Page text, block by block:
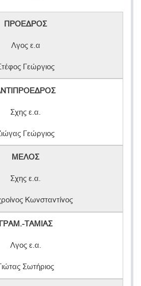
ΠΡΟΕΔΡΟΣ
Λγος ε.α
Γεώργιος
Σχης ε.α.
Γεώργιος
ΜΕΛΟΣ
Σχης ε.α.
Κωνσταντίνος
ΓΡΑΜ.-ΤΑΜΙΑΣ
Λγος ε.α.
Σωτήριος